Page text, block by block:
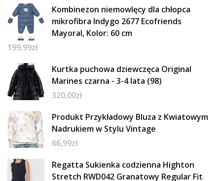
Kombinezon niemowlęcy dla chłopca
mikrofibra Indygo 2677 Ecofriends
Mayoral, Kolor: 60 cm
199,99zł
Kurtka puchowa dziewczęca Original
Marines czarna - 3-4 lata (98)
320,00zł
Produkt Przykładowy Bluza z Kwiatowym
Nadrukiem w Stylu Vintage
66,99zł
Regatta Sukienka codzienna Highton
Stretch RWD042 Granatowy Regular Fit